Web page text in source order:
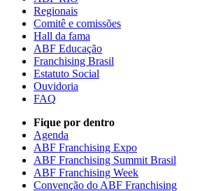
Regionais
Comitê e comissões
Hall da fama
ABF Educação
Franchising Brasil
Estatuto Social
Ouvidoria
FAQ
Fique por dentro
Agenda
ABF Franchising Expo
ABF Franchising Summit Brasil
ABF Franchising Week
Convenção do ABF Franchising